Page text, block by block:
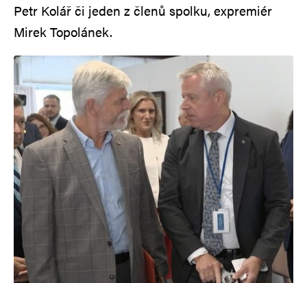
Petr Kolář či jeden z členů spolku, expremiér
Mirek Topolánek.